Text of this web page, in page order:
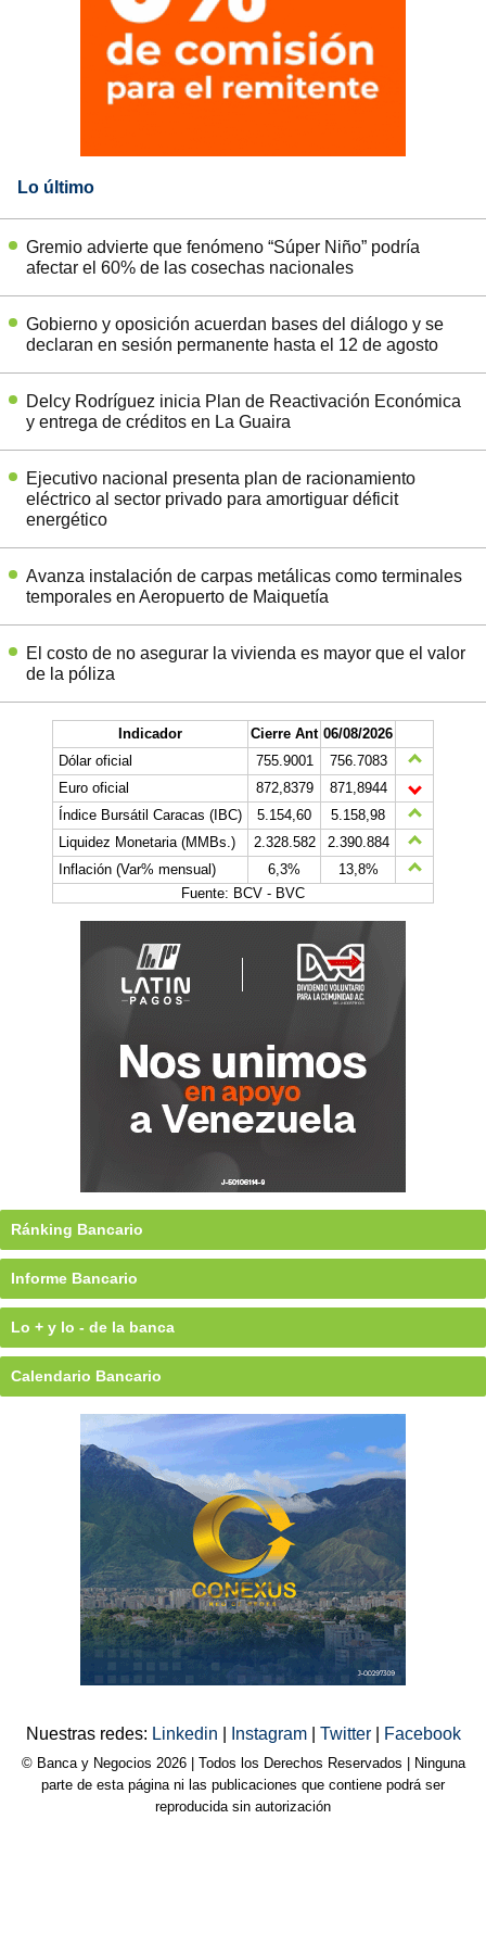
Lo último
Gremio advierte que fenómeno “Súper Niño” podría
afectar el 60% de las cosechas nacionales
Gobierno y oposición acuerdan bases del diálogo y se
declaran en sesión permanente hasta el 12 de agosto
Delcy Rodríguez inicia Plan de Reactivación Económica
y entrega de créditos en La Guaira
Ejecutivo nacional presenta plan de racionamiento
eléctrico al sector privado para amortiguar déficit
energético
Avanza instalación de carpas metálicas como terminales
temporales en Aeropuerto de Maiquetía
El costo de no asegurar la vivienda es mayor que el valor
de la póliza
Indicador Cierre Ant 06/08/2026
Dólar oficial
755.9001
756.7083
Euro oficial
872,8379
871,8944
Índice Bursátil Caracas (IBC)
5.154,60
5.158,98
Liquidez Monetaria (MMBs.)
2.328.582
2.390.884
Inflación (Var% mensual)
6,3%
13,8%
Fuente: BCV - BVC
Ránking Bancario
Informe Bancario
Lo + y lo - de la banca
Calendario Bancario
Nuestras redes: Linkedin Instagram Twitter Facebook
© Banca y Negocios 2026 | Todos los Derechos Reservados | Ninguna
parte de esta página ni las publicaciones que contiene podrá ser
reproducida sin autorización